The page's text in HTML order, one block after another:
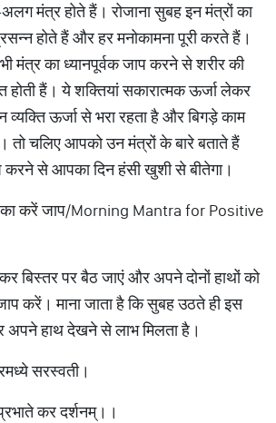
मंत्र होते हैं। रोजाना सुबह इन मंत्रों का
होते हैं और हर मनोकामना पूरी करते हैं।
मंत्र का ध्यानपूर्वक जाप करने से शरीर की
होती हैं। ये शक्तियां सकारात्मक ऊर्जा लेकर
व्यक्ति ऊर्जा से भरा रहता है और बिगड़े काम
तो चलिए आपको उन मंत्रों के बारे बताते हैं
से आपका दिन हंसी खुशी से बीतेगा।
करें जाप/Morning Mantra for Positive
पर बैठ जाएं और अपने दोनों हाथों को
करें। माना जाता है कि सुबह उठते ही इस
हाथ देखने से लाभ मिलता है।
सरस्वती।
कर दर्शनम्।।